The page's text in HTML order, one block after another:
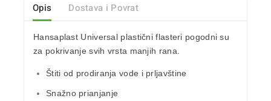
Opis Dostava i Povrat
Hansaplast Universal plastični flasteri pogodni su
za pokrivanje svih vrsta manjih rana.
Štiti od prodiranja vode i prljavštine
Snažno prianjanje